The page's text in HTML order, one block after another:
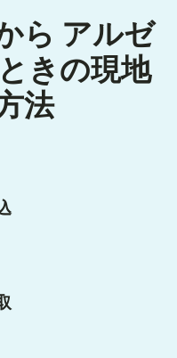
ら アルゼ
きの現地
法